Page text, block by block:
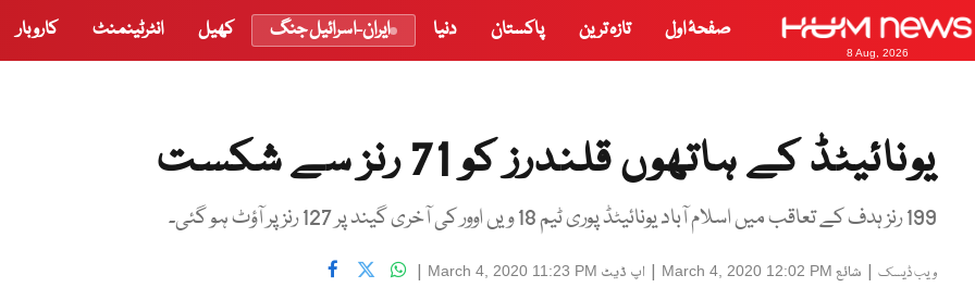
8 Aug, 2026
صفحۂ اول تازہ ترین پاکستان دنیا ایران-اسرائیل جنگ کھیل انٹرٹینمنٹ کاروبار
یونائیٹڈ کے ہاتھوں قلندرز کو 71 رنز سے شکست
199 رنز ہدف کے تعاقب میں اسلام آباد یونائیٹڈ پوری ٹیم 18 ویں اوور کی آخری گیند پر 127 رنز پر آؤٹ ہو گئی۔
ویب ڈیسک | شائع March 4, 2020 12:02 PM
| اپ ڈیٹ March 4, 2020 11:23 PM
|